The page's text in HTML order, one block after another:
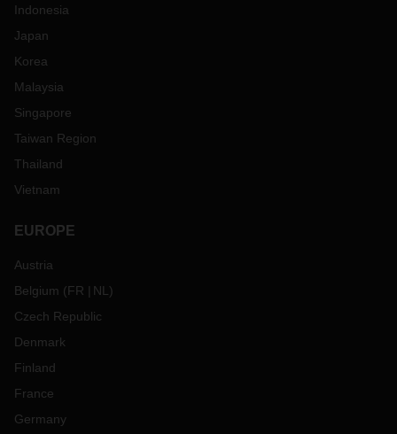
Indonesia
Japan
Korea
Malaysia
Singapore
Taiwan Region
Thailand
Vietnam
EUROPE
Austria
Belgium (FR NL )
Czech Republic
Denmark
Finland
France
Germany